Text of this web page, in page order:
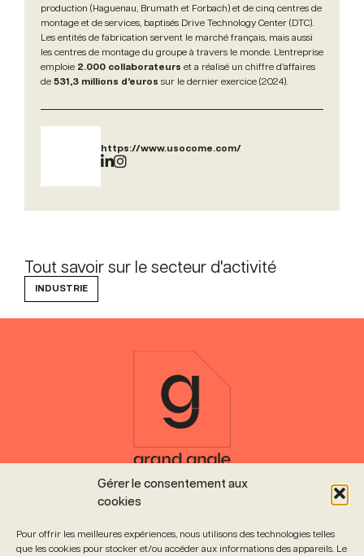
Gérer le consentement aux
cookies
Pour offrir les meilleures expériences, nous utilisons des technologies telles
que les cookies pour stocker et/ou accéder aux informations des appareils. Le
production (Haguenau, Brumath et Forbach) et de cinq centres de
montage et de services, baptisés Drive Technology Center (DTC).
Les entités de fabrication servent le marché français, mais aussi
les centres de montage du groupe à travers le monde. L’entreprise
emploie 2.000 collaborateurs et a réalisé un chiffre d’affaires
de 531,3 millions d’euros sur le dernier exercice (2024).
https://www.usocome.com/
Tout savoir sur le secteur d'activité
INDUSTRIE
13 rue de la Nuée Bleue
67000 Strasbourg
du lundi au vendredi de 9h à 18h